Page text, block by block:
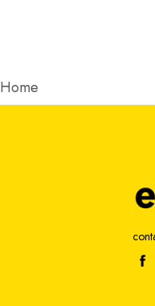
2
Creation